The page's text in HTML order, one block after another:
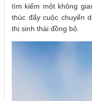
tìm kiếm một không
thúc đẩy cuộc chuyển
thị sinh thái đồng bộ.